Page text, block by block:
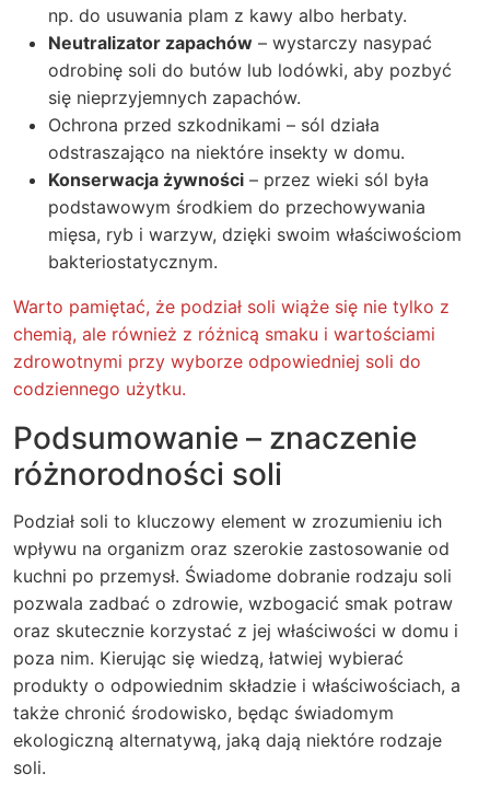
np. do usuwania plam z kawy albo herbaty.
Neutralizator zapachów – wystarczy nasypać
odrobinę soli do butów lub lodówki, aby pozbyć
się nieprzyjemnych zapachów.
Ochrona przed szkodnikami – sól działa
odstraszająco na niektóre insekty w domu.
Konserwacja żywności – przez wieki sól była
podstawowym środkiem do przechowywania
mięsa, ryb i warzyw, dzięki swoim właściwościom
bakteriostatycznym.
Warto pamiętać, że podział soli wiąże się nie tylko z
chemią, ale również z różnicą smaku i wartościami
zdrowotnymi przy wyborze odpowiedniej soli do
codziennego użytku.
Podsumowanie – znaczenie
różnorodności soli
Podział soli to kluczowy element w zrozumieniu ich
wpływu na organizm oraz szerokie zastosowanie od
kuchni po przemysł. Świadome dobranie rodzaju soli
pozwala zadbać o zdrowie, wzbogacić smak potraw
oraz skutecznie korzystać z jej właściwości w domu i
poza nim. Kierując się wiedzą, łatwiej wybierać
produkty o odpowiednim składzie i właściwościach, a
także chronić środowisko, będąc świadomym
ekologiczną alternatywą, jaką dają niektóre rodzaje
soli.